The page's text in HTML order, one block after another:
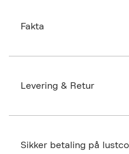
typer af fornøjelser, uanset om du
Fakta
Ax numbers: 05470601
SKU: S00540394
Levering & Retur
Sikker betaling på